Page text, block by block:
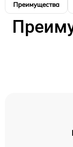
Преимущества